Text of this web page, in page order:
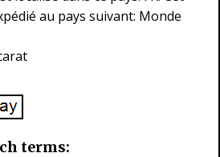
au pays suivant: Monde
terms: